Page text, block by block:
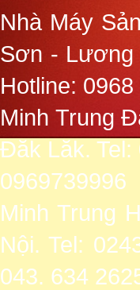
Nhà Máy
Sơn - Lương
Hotline:
Minh Trung
Đăk Lăk. Tel:
0969739996
Minh Trung
Nội. Tel:
043. 634